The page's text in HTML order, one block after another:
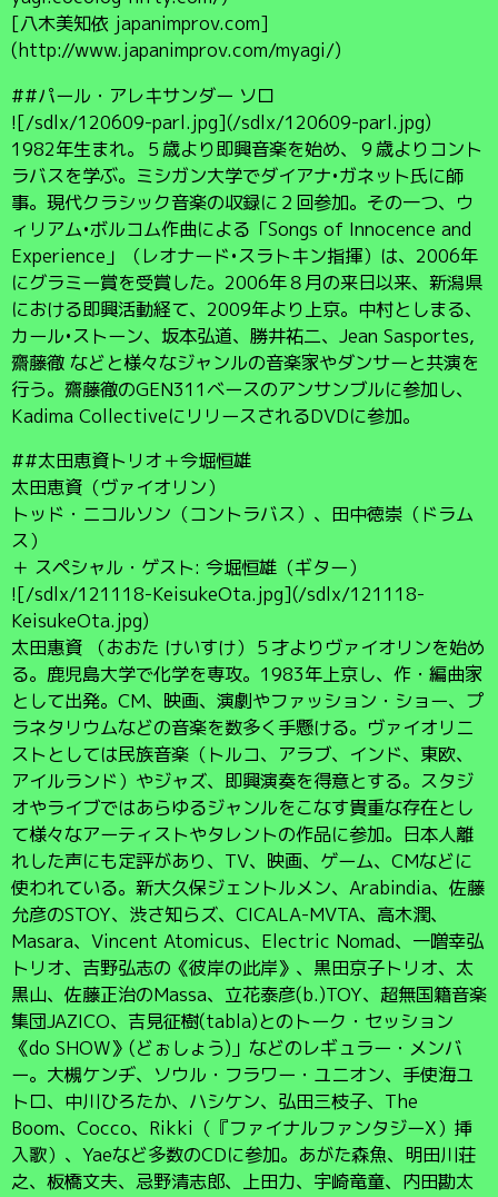
[八木美知依 japanimprov.com]
(http://www.japanimprov.com/myagi/)
##パール・アレキサンダー ソロ
![/sdlx/120609-parl.jpg](/sdlx/120609-parl.jpg)
1982年生まれ。５歳より即興音楽を始め、９歳よりコント
ラバスを学ぶ。ミシガン大学でダイアナ•ガネット氏に師
事。現代クラシック音楽の収録に２回参加。その一つ、ウ
ィリアム•ボルコム作曲による「Songs of Innocence and
Experience」（レオナード•スラトキン指揮）は、2006年
にグラミー賞を受賞した。2006年８月の来日以来、新潟県
における即興活動経て、2009年より上京。中村としまる、
カール•ストーン、坂本弘道、勝井祐二、Jean Sasportes,
齋藤徹 などと様々なジャンルの音楽家やダンサーと共演を
行う。齋藤徹のGEN311ベースのアンサンブルに参加し、
Kadima CollectiveにリリースされるDVDに参加。
##太田恵資トリオ＋今堀恒雄
太田恵資（ヴァイオリン）
トッド・ニコルソン（コントラバス）、田中徳崇（ドラム
ス）
＋ スペシャル・ゲスト: 今堀恒雄（ギター）
![/sdlx/121118-KeisukeOta.jpg](/sdlx/121118-
KeisukeOta.jpg)
太田惠資 （おおた けいすけ）５才よりヴァイオリンを始め
る。鹿児島大学で化学を専攻。1983年上京し、作・編曲家
として出発。CM、映画、演劇やファッション・ショー、プ
ラネタリウムなどの音楽を数多く手懸ける。ヴァイオリニ
ストとしては民族音楽（トルコ、アラブ、インド、東欧、
アイルランド）やジャズ、即興演奏を得意とする。スタジ
オやライブではあらゆるジャンルをこなす貴重な存在とし
て様々なアーティストやタレントの作品に参加。日本人離
れした声にも定評があり、TV、映画、ゲーム、CMなどに
使われている。新大久保ジェントルメン、Arabindia、佐藤
允彦のSTOY、渋さ知らズ、CICALA-MVTA、高木潤、
Masara、Vincent Atomicus、Electric Nomad、一噌幸弘
トリオ、吉野弘志の《彼岸の此岸》、黒田京子トリオ、太
黒山、佐藤正治のMassa、立花泰彦(b.)TOY、超無国籍音楽
集団JAZICO、吉見征樹(tabla)とのトーク・セッション
《do SHOW》(どぉしょう)」などのレギュラー・メンバ
ー。大槻ケンヂ、ソウル・フラワー・ユニオン、手使海ユ
トロ、中川ひろたか、ハシケン、弘田三枝子、The
Boom、Cocco、Rikki（『ファイナルファンタジーX）挿
入歌）、Yaeなど多数のCDに参加。あがた森魚、明田川荘
之、板橋文夫、忌野清志郎、上田力、宇崎竜童、内田勘太